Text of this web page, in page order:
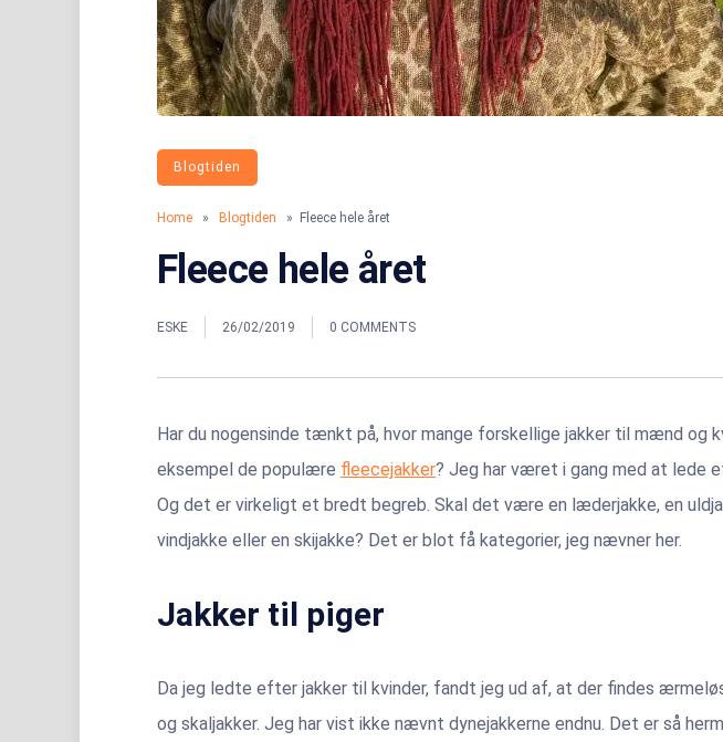
Blogtiden
Home » Blogtiden » Fleece hele året
Fleece hele året
ESKE 26/02/2019 0 COMMENTS
Har du nogensinde tænkt på, hvor mange forskellige jakker til mænd og
eksempel de populære fleecejakker? Jeg har været i gang med at lede
Og det er virkeligt et bredt begreb. Skal det være en læderjakke, en
vindjakke eller en skijakke? Det er blot få kategorier, jeg nævner her.
Jakker til piger
Da jeg ledte efter jakker til kvinder, fandt jeg ud af, at der findes
og skaljakker. Jeg har vist ikke nævnt dynejakkerne endnu. Det er så